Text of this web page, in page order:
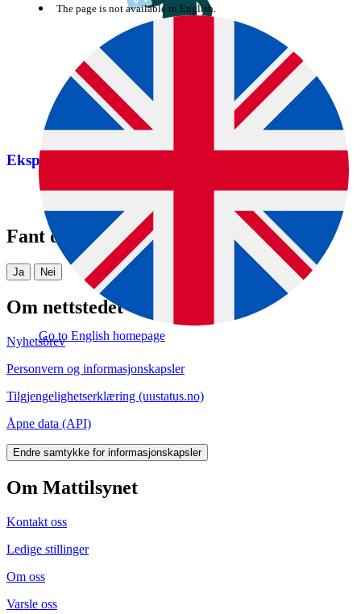
The page is not available in English.
Go to English homepage
Eksport fra Norge til Storbritannia
Fant du det du lette etter?
Ja Nei
Om nettstedet
Nyhetsbrev
Personvern og informasjonskapsler
Tilgjengelighetserklæring (uustatus.no)
Åpne data (API)
Endre samtykke for informasjonskapsler
Om Mattilsynet
Kontakt oss
Ledige stillinger
Om oss
Varsle oss